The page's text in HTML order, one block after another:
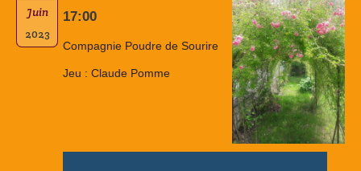
Juin
2023
17:00
Compagnie Poudre de Sourire
Jeu : Claude Pomme